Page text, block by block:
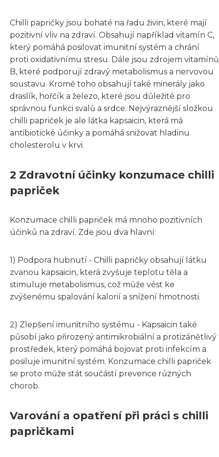
Chilli papričky jsou bohaté na řadu živin, které mají
pozitivní vliv na zdraví. Obsahují například vitamín C,
který pomáhá posilovat imunitní systém a chrání
proti oxidativnímu stresu. Dále jsou zdrojem vitamínů
B, které podporují zdravý metabolismus a nervovou
soustavu. Kromě toho obsahují také minerály jako
draslík, hořčík a železo, které jsou důležité pro
správnou funkci svalů a srdce. Nejvýraznější složkou
chilli papriček je ale látka kapsaicin, která má
antibiotické účinky a pomáhá snižovat hladinu
cholesterolu v krvi.
2 Zdravotní účinky konzumace chilli
papriček
Konzumace chilli papriček má mnoho pozitivních
účinků na zdraví. Zde jsou dva hlavní:
1) Podpora hubnutí - Chilli papričky obsahují látku
zvanou kapsaicin, která zvyšuje teplotu těla a
stimuluje metabolismus, což může vést ke
zvýšenému spalování kalorií a snížení hmotnosti.
2) Zlepšení imunitního systému - Kapsaicin také
působí jako přirozený antimikrobiální a protizánětlivý
prostředek, který pomáhá bojovat proti infekcím a
posiluje imunitní systém. Konzumace chilli papriček
se proto může stát součástí prevence různých
chorob.
Varování a opatření při práci s chilli
papričkami